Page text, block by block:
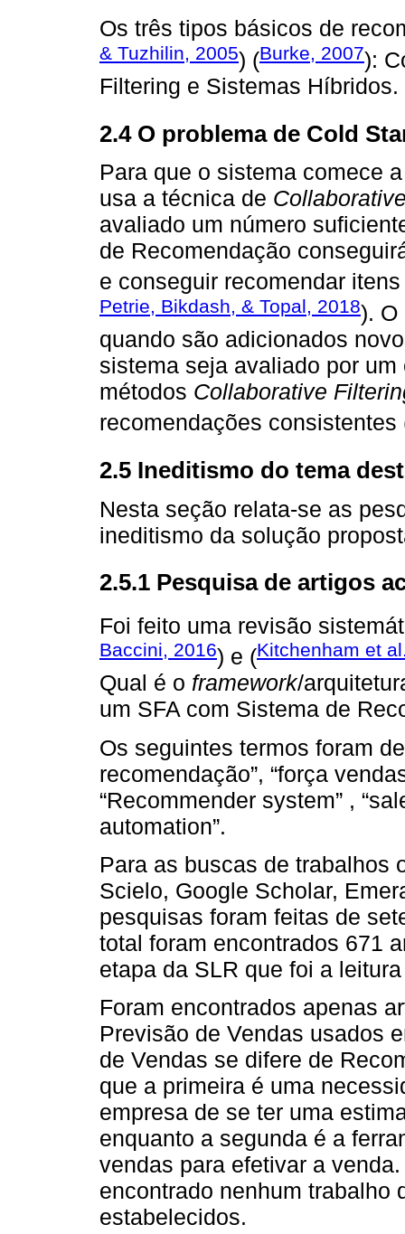
Os três tipos básicos de
& Tuzhilin, 2005) (Burke, 2007):
Filtering e Sistemas Híbridos.
2.4 O problema de Cold
Para que o sistema comece
usa a técnica de
avaliado um número
de Recomendação
e conseguir recomendar
Petrie, Bikdash, & Topal, 2018). O
quando são adicionados
sistema seja avaliado por
métodos Collaborative
recomendações consistentes
2.5 Ineditismo do tema
Nesta seção relata-se as
ineditismo da solução
2.5.1 Pesquisa de artigos
Foi feito uma revisão
Baccini, 2016) e (Kitchenham et
Qual é o framework/
um SFA com Sistema de
Os seguintes termos foram
recomendação”, “força
“Recommender system” ,
automation”.
Para as buscas de trabalhos
Scielo, Google Scholar,
pesquisas foram feitas de
total foram encontrados 671
etapa da SLR que foi a
Foram encontrados apenas
Previsão de Vendas usados
de Vendas se difere de
que a primeira é uma
empresa de se ter uma
enquanto a segunda é a
vendas para efetivar a
encontrado nenhum trabalho
estabelecidos.